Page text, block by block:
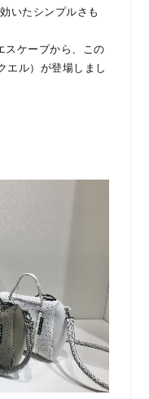
いたシンプルさも
スケープから、この
エル）が登場しまし